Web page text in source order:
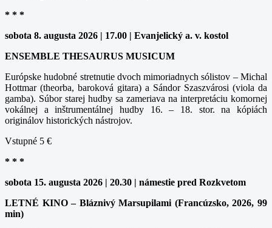
* * *
sobota 8. augusta 2026 | 17.00 | Evanjelický a. v. kostol
ENSEMBLE THESAURUS MUSICUM
Európske hudobné stretnutie dvoch mimoriadnych sólistov – Michal
Hottmar (theorba, baroková gitara) a Sándor Szaszvárosi (viola da
gamba). Súbor starej hudby sa zameriava na interpretáciu komornej
vokálnej a inštrumentálnej hudby 16. – 18. stor. na kópiách
originálov historických nástrojov.
Vstupné 5 €
* * *
sobota 15. augusta 2026 | 20.30 | námestie pred Rozkvetom
LETNÉ KINO – Bláznivý Marsupilami (Francúzsko, 2026, 99
min)